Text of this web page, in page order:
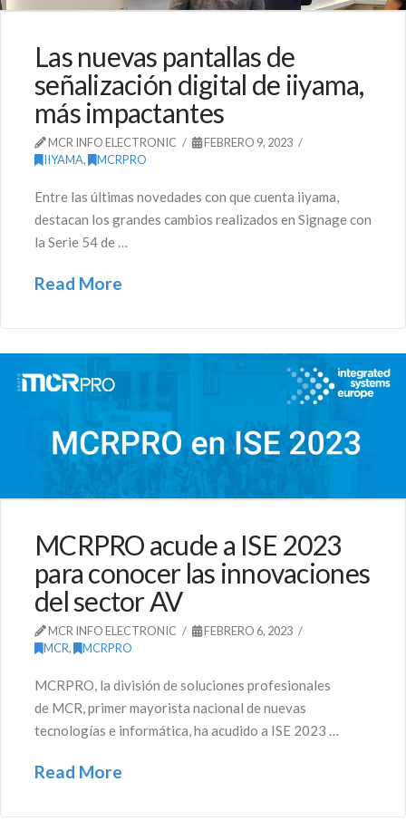
Las nuevas pantallas de
señalización digital de iiyama,
más impactantes
MCR INFO ELECTRONIC
FEBRERO 9, 2023
IIYAMA, MCRPRO
Entre las últimas novedades con que cuenta iiyama,
destacan los grandes cambios realizados en Signage con
la Serie 54 de …
Read More
MCRPRO acude a ISE 2023
para conocer las innovaciones
del sector AV
MCR INFO ELECTRONIC
FEBRERO 6, 2023
MCR, MCRPRO
MCRPRO, la división de soluciones profesionales
de MCR, primer mayorista nacional de nuevas
tecnologías e informática, ha acudido a ISE 2023 …
Read More